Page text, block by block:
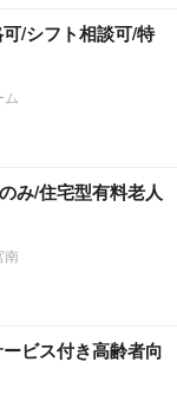
/シフト相談可/特
み/住宅型有料老人
南
ビス付き高齢者向